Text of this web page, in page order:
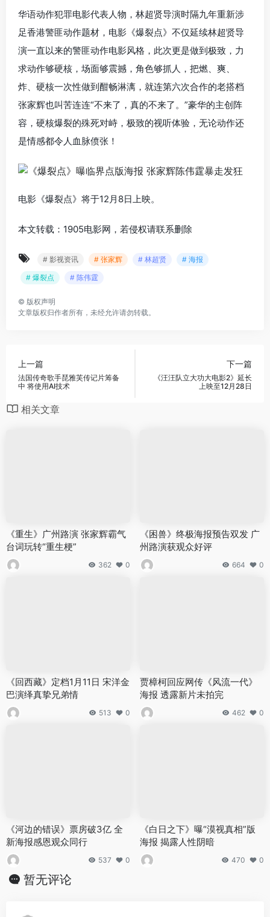
华语动作犯罪电影代表人物，林超贤导演时隔九年重新涉
足香港警匪动作题材，电影《爆裂点》不仅延续林超贤导
演一直以来的警匪动作电影风格，此次更是做到极致，力
求动作够硬核，场面够震撼，角色够抓人，把燃、爽、
炸、硬核一次性做到酣畅淋漓，就连第六次合作的老搭档
张家辉也叫苦连连“不来了，真的不来了。”豪华的主创阵
容，硬核爆裂的殊死对峙，极致的视听体验，无论动作还
是情感都令人血脉偾张！
电影《爆裂点》将于12月8日上映。
本文转载：1905电影网，若侵权请联系删除
# 影视资讯 # 张家辉 # 林超贤
# 海报
# 爆裂点
# 陈伟霆
© 版权声明
文章版权归作者所有，未经允许请勿转载。
上一篇
法国传奇歌手琵雅芙传记片筹备
中 将使用AI技术
下一篇
《汪汪队立大功大电影2》延长
上映至12月28日
相关文章
《重生》广州路演 张家辉霸气
台词玩转“重生梗”
362 0
《困兽》终极海报预告双发 广
州路演获观众好评
664 0
《回西藏》定档1月11日 宋洋金
巴演绎真挚兄弟情
513 0
贾樟柯回应网传《风流一代》
海报 透露新片未拍完
462 0
《河边的错误》票房破3亿 全
新海报感恩观众同行
537 0
《白日之下》曝“漠视真相”版
海报 揭露人性阴暗
470 0
暂无评论